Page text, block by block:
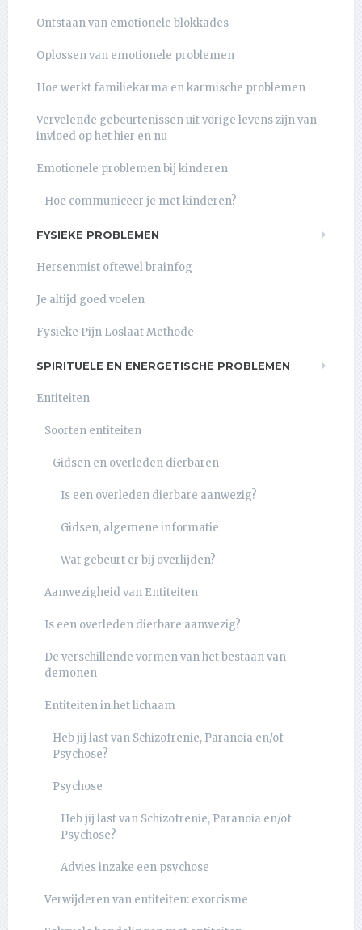
Ontstaan van emotionele blokkades
Oplossen van emotionele problemen
Hoe werkt familiekarma en karmische problemen
Vervelende gebeurtenissen uit vorige levens zijn van
invloed op het hier en nu
Emotionele problemen bij kinderen
Hoe communiceer je met kinderen?
FYSIEKE PROBLEMEN
Hersenmist oftewel brainfog
Je altijd goed voelen
Fysieke Pijn Loslaat Methode
SPIRITUELE EN ENERGETISCHE PROBLEMEN
Entiteiten
Soorten entiteiten
Gidsen en overleden dierbaren
Is een overleden dierbare aanwezig?
Gidsen, algemene informatie
Wat gebeurt er bij overlijden?
Aanwezigheid van Entiteiten
Is een overleden dierbare aanwezig?
De verschillende vormen van het bestaan van
demonen
Entiteiten in het lichaam
Heb jij last van Schizofrenie, Paranoia en/of
Psychose?
Psychose
Heb jij last van Schizofrenie, Paranoia en/of
Psychose?
Advies inzake een psychose
Verwijderen van entiteiten: exorcisme